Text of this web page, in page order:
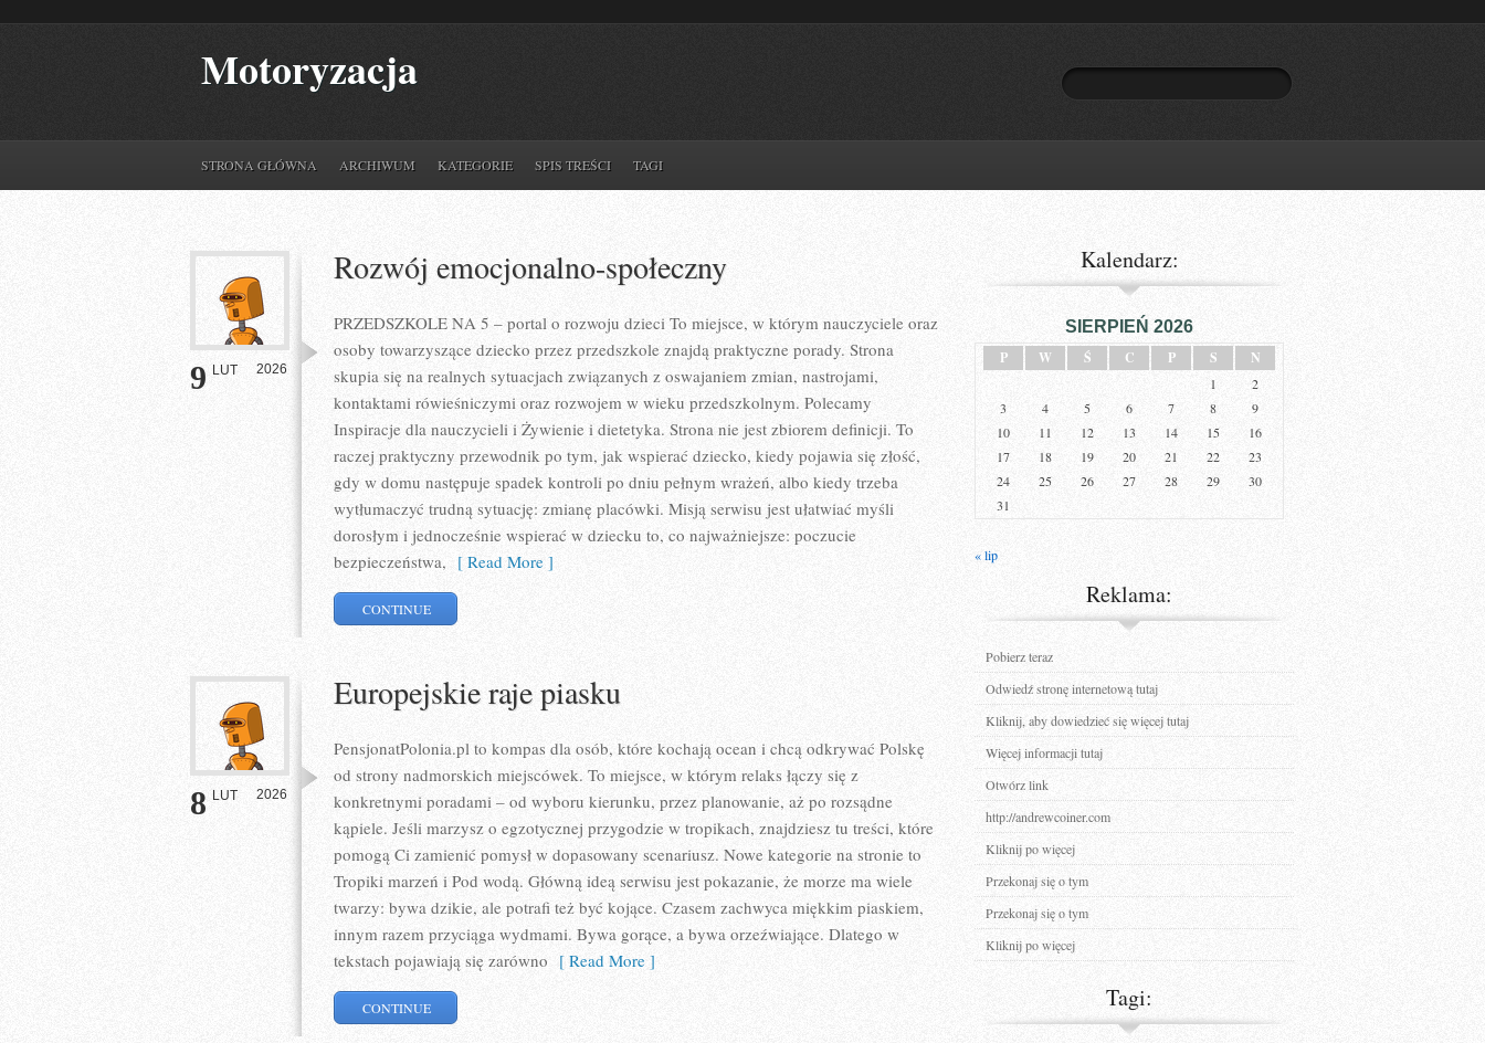
Motoryzacja
STRONA GŁÓWNA ARCHIWUM KATEGORIE SPIS TREŚCI TAGI
9 LUT 2026
Rozwój emocjonalno-społeczny
PRZEDSZKOLE NA 5 – portal o rozwoju dzieci To miejsce, w którym nauczyciele oraz
osoby towarzyszące dziecko przez przedszkole znajdą praktyczne porady. Strona
skupia się na realnych sytuacjach związanych z oswajaniem zmian, nastrojami,
kontaktami rówieśniczymi oraz rozwojem w wieku przedszkolnym. Polecamy
Inspiracje dla nauczycieli i Żywienie i dietetyka. Strona nie jest zbiorem definicji. To
raczej praktyczny przewodnik po tym, jak wspierać dziecko, kiedy pojawia się złość,
gdy w domu następuje spadek kontroli po dniu pełnym wrażeń, albo kiedy trzeba
wytłumaczyć trudną sytuację: zmianę placówki. Misją serwisu jest ułatwiać myśli
dorosłym i jednocześnie wspierać w dziecku to, co najważniejsze: poczucie
bezpieczeństwa, [ Read More ]
CONTINUE
8 LUT 2026
Europejskie raje piasku
PensjonatPolonia.pl to kompas dla osób, które kochają ocean i chcą odkrywać Polskę
od strony nadmorskich miejscówek. To miejsce, w którym relaks łączy się z
konkretnymi poradami – od wyboru kierunku, przez planowanie, aż po rozsądne
kąpiele. Jeśli marzysz o egzotycznej przygodzie w tropikach, znajdziesz tu treści, które
pomogą Ci zamienić pomysł w dopasowany scenariusz. Nowe kategorie na stronie to
Tropiki marzeń i Pod wodą. Główną ideą serwisu jest pokazanie, że morze ma wiele
twarzy: bywa dzikie, ale potrafi też być kojące. Czasem zachwyca miękkim piaskiem,
innym razem przyciąga wydmami. Bywa gorące, a bywa orzeźwiające. Dlatego w
tekstach pojawiają się zarówno [ Read More ]
CONTINUE
Kalendarz:
SIERPIEŃ 2026
P
W Ś C P S N
1
2
3
4 5 6 7 8
9
10
11 12 13 14 15
16
17
18 19 20 21 22
23
24
25 26 27 28 29
30
31
« lip
Reklama:
Pobierz teraz
Odwiedź stronę internetową tutaj
Kliknij, aby dowiedzieć się więcej tutaj
Więcej informacji tutaj
Otwórz link
http://andrewcoiner.com
Kliknij po więcej
Przekonaj się o tym
Przekonaj się o tym
Kliknij po więcej
Tagi: